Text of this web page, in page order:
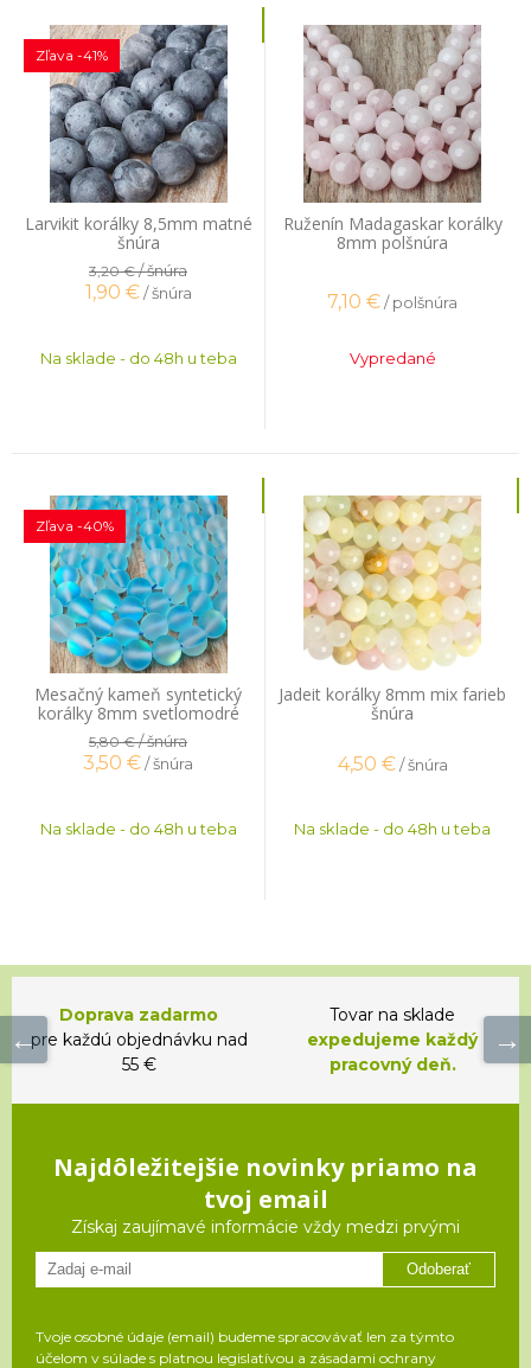
Larvikit korálky 8,5mm matné
šnúra
Zľava -41%
3,20 €/ šnúra
1,90 € / šnúra
Na sklade - do 48h u teba
Ruženín Madagaskar korálky
8mm polšnúra
7,10 €/ polšnúra
Vypredané
Mesačný kameň syntetický
korálky 8mm svetlomodré
šnúra
Zľava -40%
5,80 €/ šnúra
3,50 €/ šnúra
Na sklade - do 48h u teba
Jadeit korálky 8mm mix farieb
šnúra
4,50 € / šnúra
Na sklade - do 48h u teba
Doprava zadarmo
pre každú objednávku nad
55 €
Tovar na sklade
expedujeme každý
pracovný deň.
Najdôležitejšie novinky priamo na
tvoj email
Získaj zaujímavé informácie vždy medzi prvými
Odoberať
Tvoje osobné údaje (email) budeme spracovávať len za týmto
účelom v súlade s platnou legislatívou a zásadami ochrany